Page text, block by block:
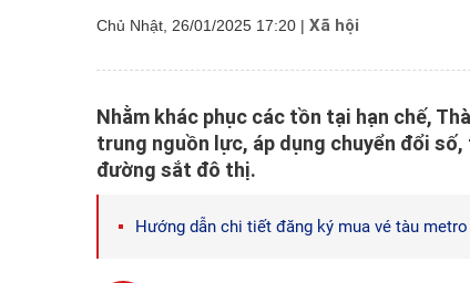
Chủ Nhật, 26/01/2025 17:20 | Xã hội
Nhằm khác phục các tồn tại hạn chế,
trung nguồn lực, áp dụng chuyển đổi
đường sắt đô thị.
Hướng dẫn chi tiết đăng ký mua vé tàu